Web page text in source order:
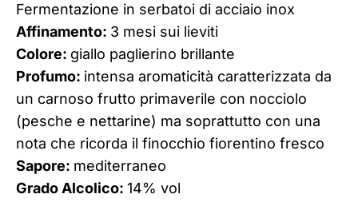
Fermentazione in serbatoi di acciaio inox
Affinamento: 3 mesi sui lieviti
Colore: giallo paglierino brillante
Profumo: intensa aromaticità caratterizzata da
un carnoso frutto primaverile con nocciolo
(pesche e nettarine) ma soprattutto con una
nota che ricorda il finocchio fiorentino fresco
Sapore: mediterraneo
Grado Alcolico: 14% vol